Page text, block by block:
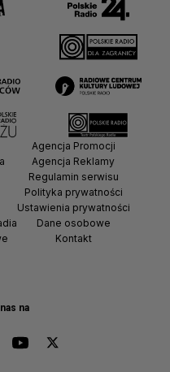
na
Agencja Promocji
Agencja Reklamy
Regulamin serwisu
Polityka prywatności
Ustawienia prywatności
Dane osobowe
Kontakt